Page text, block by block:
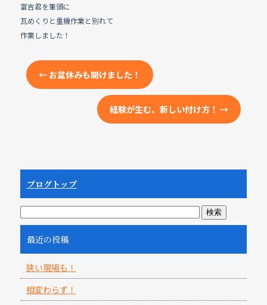
富吉君を筆頭に
瓦めくりと重機作業と別れて
作業しました！
←お盆休みも開けました！
経験が生む、新しい付け方！→
ブログトップ
最近の投稿
狭い現場も！
相変わらず！